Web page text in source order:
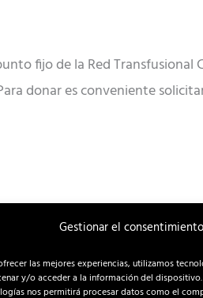
Gestionar el
las mejores experiencias, utilizamos
y/o acceder a la información del
nos permitirá procesar datos como el
fijo de la Red Transfusional
donar es conveniente
ENTRADA SIGUIENTE